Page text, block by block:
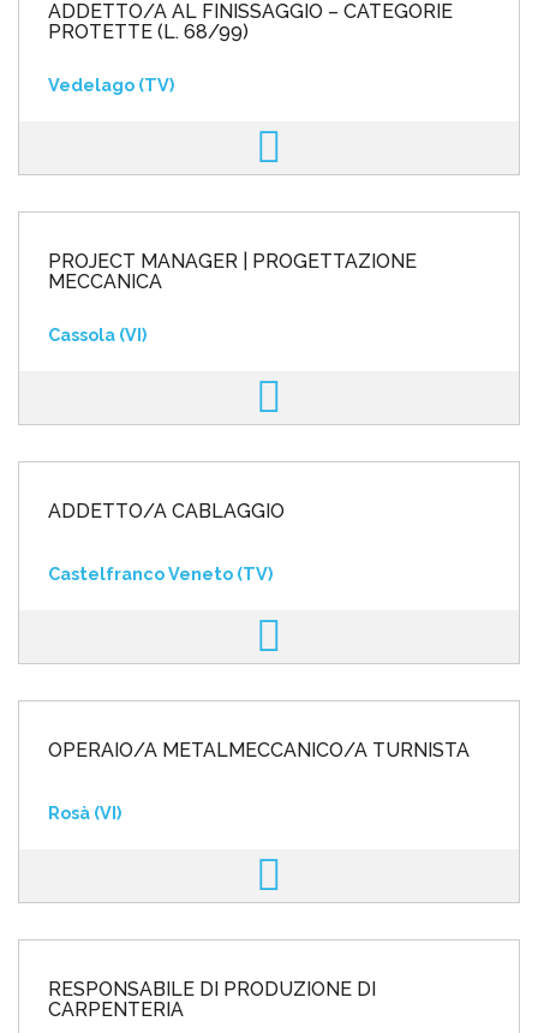
ADDETTO/A AL FINISSAGGIO – CATEGORIE
PROTETTE (L. 68/99)
Vedelago (TV)
PROJECT MANAGER | PROGETTAZIONE
MECCANICA
Cassola (VI)
ADDETTO/A CABLAGGIO
Castelfranco Veneto (TV)
OPERAIO/A METALMECCANICO/A TURNISTA
Rosà (VI)
RESPONSABILE DI PRODUZIONE DI
CARPENTERIA